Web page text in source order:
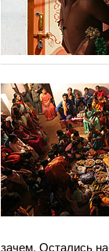
зачем. Остались